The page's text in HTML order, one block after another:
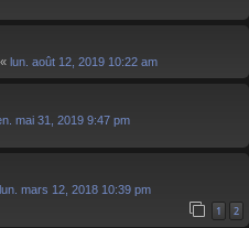
« lun. août 12, 2019 10:22 am
mai 31, 2019 9:47 pm
lun. mars 12, 2018 10:39 pm
1 2